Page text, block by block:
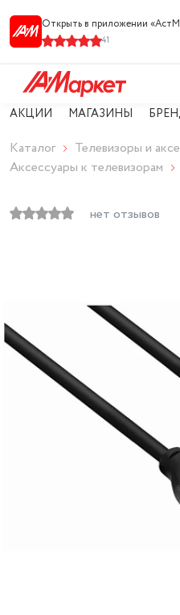
Открыть в приложении
41
АКЦИИ МАГАЗИНЫ
Каталог
Телевизоры и
Аксессуары к телевизорам
нет отзывов